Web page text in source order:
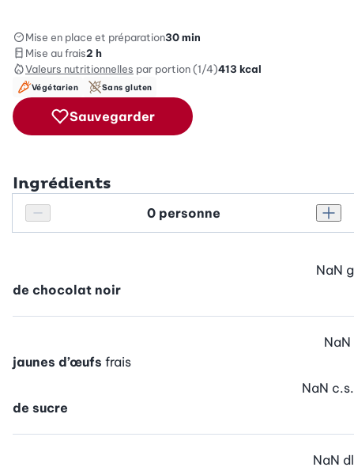
Mise en place et préparation30 min
Mise au frais2 h
Valeurs nutritionnelles par portion (1/4)413 kcal
Végétarien Sans gluten
Sauvegarder
Ingrédients
Réduire le nombre de personnes
Personnes
de chocolat noir
NaN g
jaunes d’œufs frais
NaN
de sucre
NaN c.s.
NaN dl